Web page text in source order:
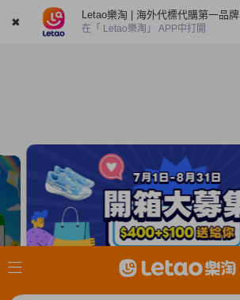
✖
Letao樂淘 | 海外代標代購第一品牌
在「 Letao樂淘」 APP中打開